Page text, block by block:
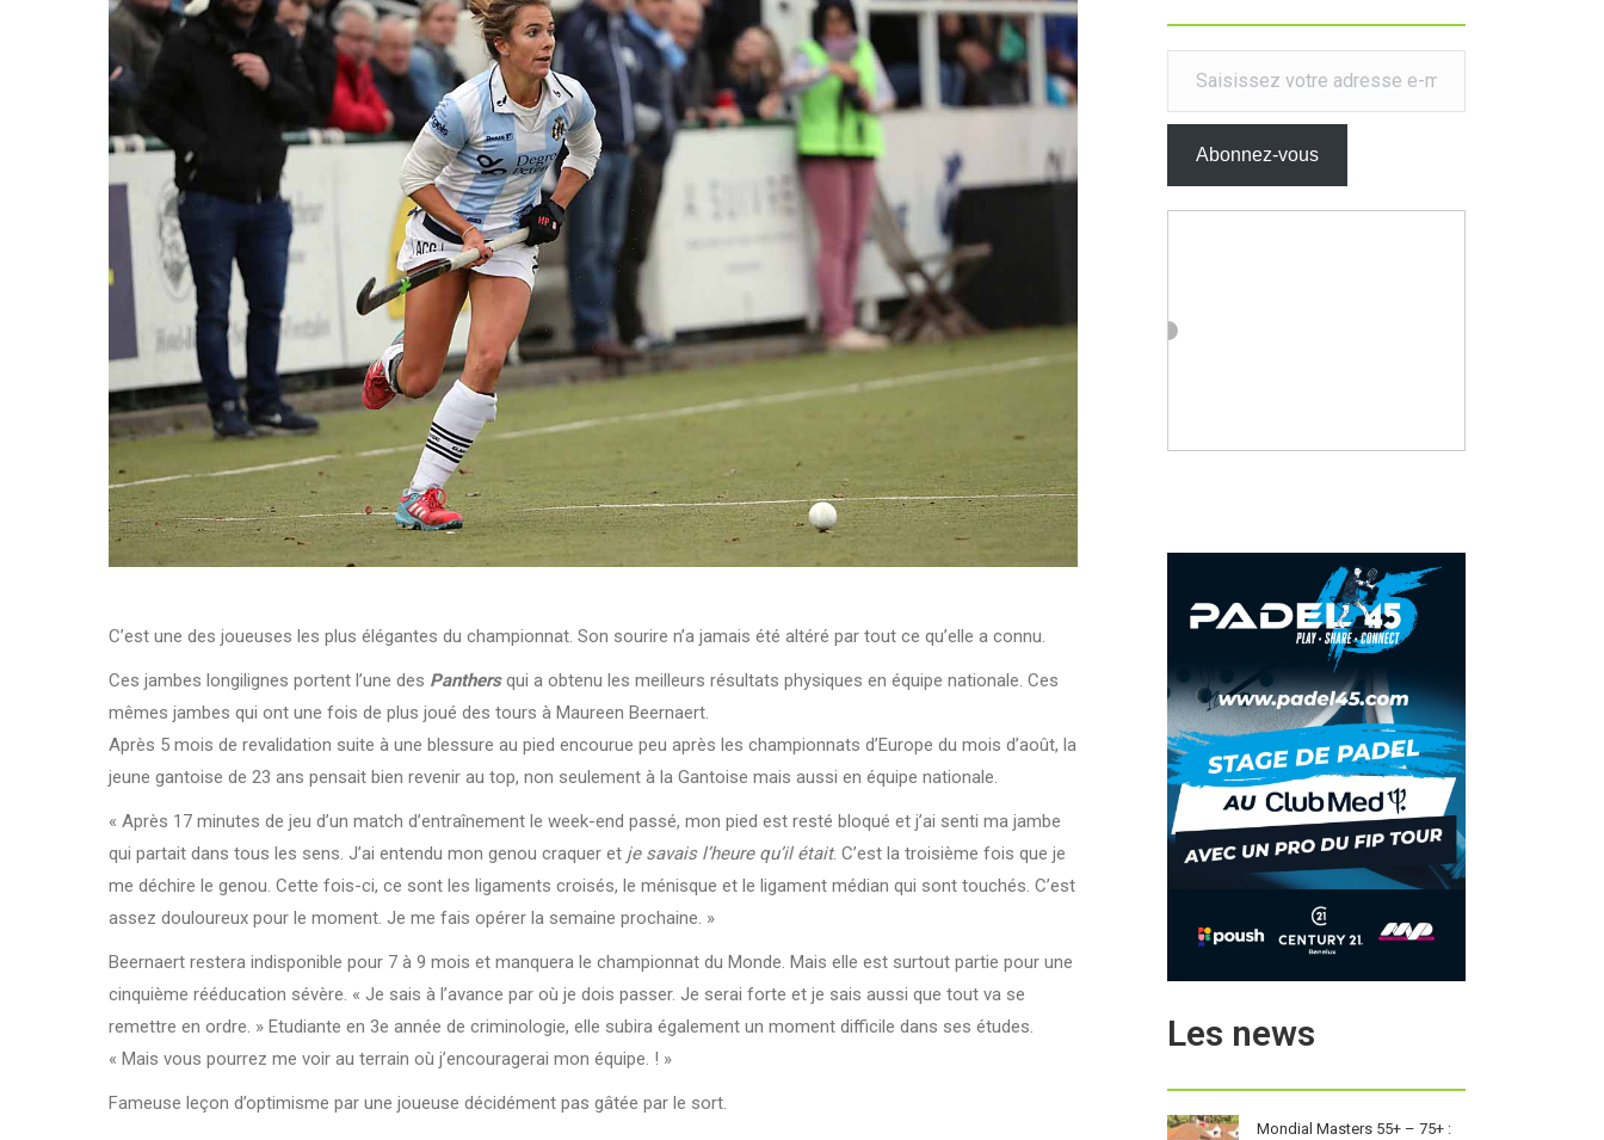
C’est une des joueuses les plus élégantes du championnat. Son sourire n’a jamais été altéré par tout ce qu’elle a connu.
Ces jambes longilignes portent l’une des Panthersqui a obtenu les meilleurs résultats physiques en équipe nationale. Ces
mêmes jambes qui ont une fois de plus joué des tours à Maureen Beernaert.
Après 5 mois de revalidation suite à une blessure au pied encourue peu après les championnats d’Europe du mois d’août, la
jeune gantoise de 23 ans pensait bien revenir au top, non seulement à la Gantoise mais aussi en équipe nationale.
« Après 17 minutes de jeu d’un match d’entraînement le week-end passé, mon pied est resté bloqué et j’ai senti ma jambe
qui partait dans tous les sens. J’ai entendu mon genou craquer et je savais l’heure qu’il était. C’est la troisième fois que je
me déchire le genou. Cette fois-ci, ce sont les ligaments croisés, le ménisque et le ligament médian qui sont touchés. C’est
assez douloureux pour le moment. Je me fais opérer la semaine prochaine. »
Beernaert restera indisponible pour 7 à 9 mois et manquera le championnat du Monde. Mais elle est surtout partie pour une
cinquième rééducation sévère. « Je sais à l’avance par où je dois passer. Je serai forte et je sais aussi que tout va se
remettre en ordre. » Etudiante en 3e année de criminologie, elle subira également un moment difficile dans ses études.
« Mais vous pourrez me voir au terrain où j’encouragerai mon équipe. ! »
Fameuse leçon d’optimisme par une joueuse décidément pas gâtée par le sort.
Saisissez votre adresse e-mail…
Abonnez-vous
Les news
Mondial Masters 55+ – 75+ :